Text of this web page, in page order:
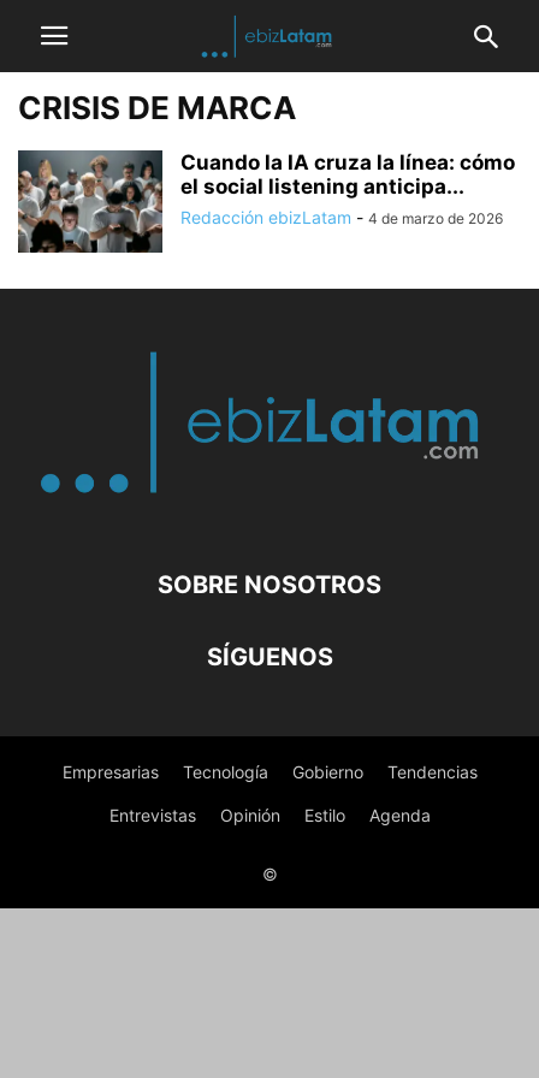
CRISIS DE MARCA
Cuando la IA cruza la línea: cómo
el social listening anticipa...
Redacción ebizLatam - 4 de marzo de 2026
SOBRE NOSOTROS
SÍGUENOS
Empresarias Tecnología Gobierno Tendencias
Entrevistas Opinión Estilo Agenda
©